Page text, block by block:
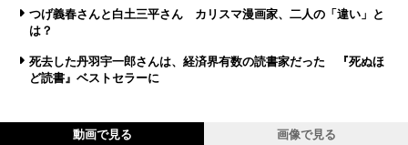
つげ義春さんと白土三平さん カリスマ漫画家、二人の「違い」と
は？
死去した丹羽宇一郎さんは、経済界有数の読書家だった 『死ぬほ
ど読書』ベストセラーに
動画で見る 画像で見る